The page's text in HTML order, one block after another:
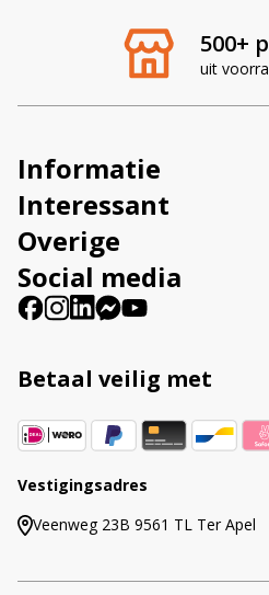
500+
uit
:
Informatie
Interessant
Overige
Social media
Betaal veilig met
Vestigingsadres
Veenweg 23B 9561 TL Ter Apel